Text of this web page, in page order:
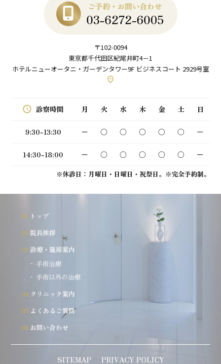
ご予約・お問い合わせ
03-6272-6005
〒102-0094
東京都千代田区紀尾井町4－1
ホテルニューオータニ・ガーデンタワー9F ビジネスコート 2929号室
place
schedule 診察時間 月 火 水 木 金 土 日
9:30-13:30 ー ○ ○ ○ ○ ○ ー
14:30-18:00 ー ○ ○ ○ ○ ○ ー
※休診日：月曜日・日曜日・祝祭日。※完全予約制。
トップ
院長挨拶
診療・施術案内
手術治療
手術以外の治療
クリニック案内
よくあるご質問
お問い合わせ
SITEMAP PRIVACY POLICY